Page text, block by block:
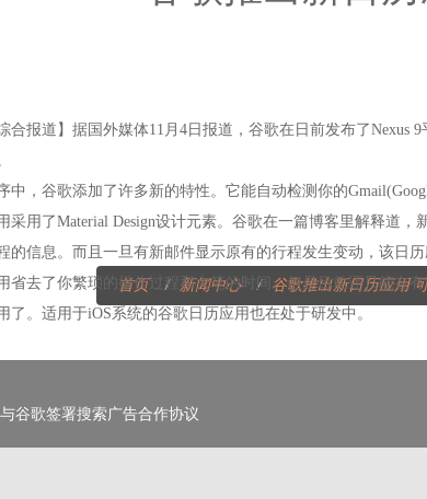
首页 新闻中心 谷歌推出新日历应用
合报道】据国外媒体11月4日报道，谷歌在日前发布了
中，谷歌添加了许多新的特性。它能自动检测你的
采用了Material Design设计元素。谷歌在一篇博客里解释道
的信息。而且一旦有新邮件显示原有的行程发生变动，该日历
省去了你繁琐的操作过程和大笔的时间。但是目前还只能在
了。适用于iOS系统的谷歌日历应用也在处于研发中。
谷歌签署搜索广告合作协议